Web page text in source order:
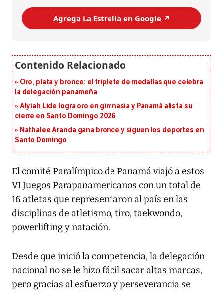
Agrega La Estrella en Google ↗️
Oro, plata y bronce: el triplete de medallas que celebra
la delegación panameña
Alyiah Lide logra oro en gimnasia y Panamá alista su
cierre en Santo Domingo 2026
Nathalee Aranda gana bronce y siguen los deportes en
Santo Domingo
El comité Paralímpico de Panamá viajó a estos
VI Juegos Parapanamericanos con un total de
16 atletas que representaron al país en las
disciplinas de atletismo, tiro, taekwondo,
powerlifting y natación.
Desde que inició la competencia, la delegación
nacional no se le hizo fácil sacar altas marcas,
pero gracias al esfuerzo y perseverancia se